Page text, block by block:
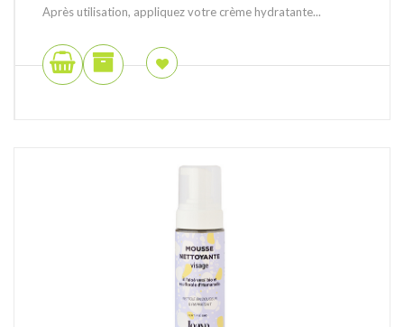
Après utilisation, appliquez votre crème hydratante...